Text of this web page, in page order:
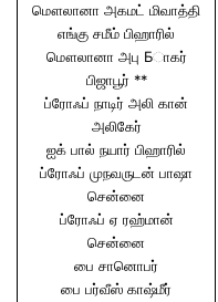
மௌலானா அகமட் மிவாத்தி
எங்கு சமீம் பிஹாரில்
மௌலானா அபு Бாகர்
பிஜாபூர் **
ப்ரோஃப் நாடிர் அலி கான்
அலிகேர்
ஐக் பால் நயார் பிஹாரில்
ப்ரோஃப் முநவருடன் பாஷா
சென்னை
ப்ரோஃப் ஏ ரஹ்மான்
சென்னை
பை சானொபர்
பை பர்வீஸ் காஷ்மீர்